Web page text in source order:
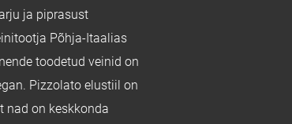
ja piprasust
Põhja-Itaalias
toodetud veinid on
Pizzolato elustiil on
nad on keskkonda